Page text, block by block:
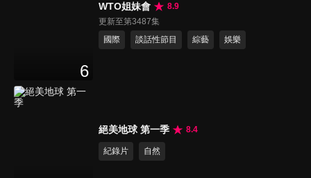
6
WTO姐妹會
8.9
更新至第3487集
國際
談話性節目 綜藝 娛樂
絕美地球 第一季 8.4
紀錄片 自然